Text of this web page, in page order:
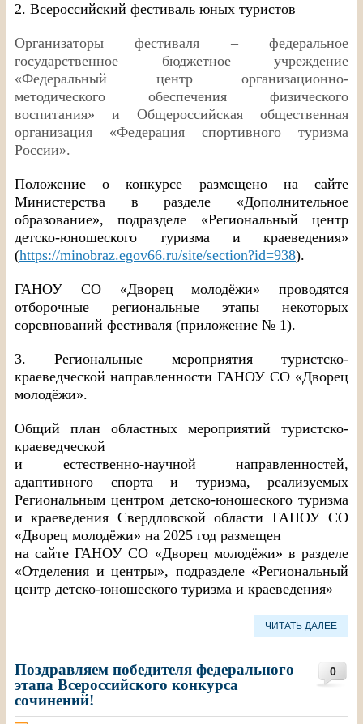
2. Всероссийский фестиваль юных туристов
Организаторы фестиваля – федеральное
государственное бюджетное учреждение
«Федеральный центр организационно-
методического обеспечения физического
воспитания» и Общероссийская общественная
организация «Федерация спортивного туризма
России».
Положение о конкурсе размещено на сайте
Министерства в разделе «Дополнительное
образование», подразделе «Региональный центр
детско-юношеского туризма и краеведения»
(https://minobraz.egov66.ru/site/section?id=938).
ГАНОУ СО «Дворец молодёжи» проводятся
отборочные региональные этапы некоторых
соревнований фестиваля (приложение № 1).
3. Региональные мероприятия туристско-
краеведческой направленности ГАНОУ СО «Дворец
молодёжи».
Общий план областных мероприятий туристско-
краеведческой
и естественно-научной направленностей,
адаптивного спорта и туризма, реализуемых
Региональным центром детско-юношеского туризма
и краеведения Свердловской области ГАНОУ СО
«Дворец молодёжи» на 2025 год размещен
на сайте ГАНОУ СО «Дворец молодёжи» в разделе
«Отделения и центры», подразделе «Региональный
центр детско-юношеского туризма и краеведения»
ЧИТАТЬ ДАЛЕЕ
0
Поздравляем победителя федерального
этапа Всероссийского конкурса
сочинений!